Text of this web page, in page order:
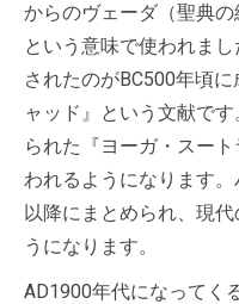
からのヴェーダ（聖典の
という意味で使われま
されたのがBC500年頃
ャッド』という文献で
られた『ヨーガ・スー
われるようになります
以降にまとめられ、現
うになります。
AD1900年代になってく